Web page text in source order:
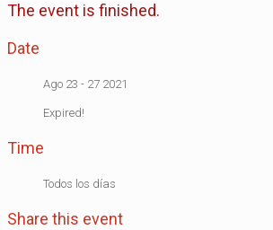
The event is finished.
Date
Ago 23 - 27 2021
Expired!
Time
Todos los días
Share this event